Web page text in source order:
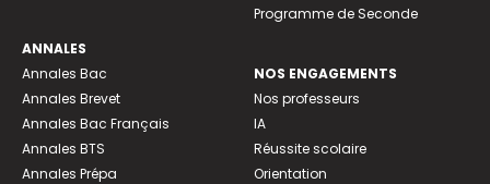
ANNALES
Annales Bac
Annales Brevet
Annales Bac Français
Annales BTS
Annales Prépa
Programme de Seconde
NOS ENGAGEMENTS
Nos professeurs
IA
Réussite scolaire
Orientation